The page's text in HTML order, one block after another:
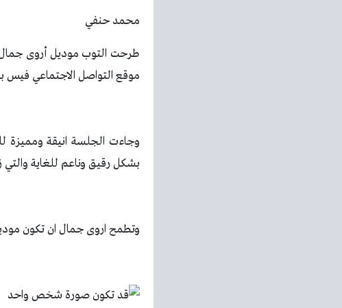
محمد حنفي
طرحت التوب موديل أروى
موقع التواصل الاجتماعي فيس
وجاءت الجلسة انيقة ومميزة
بشكل رقيق وناعم للغاية والتي
وتطمح اروى جمال ان تكون